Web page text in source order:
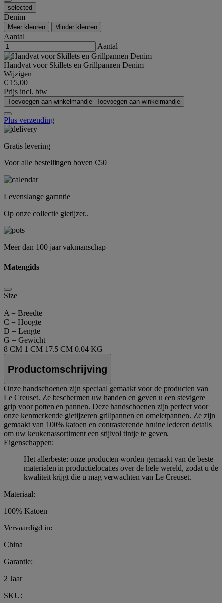
selected
Denim
Meer kleuren Minder kleuren
Aantal
Aantal
Handvat voor Skillets en Grillpannen Denim
Wijzigen
€ 15,00
Prijs incl. btw
Toevoegen aan winkelmandje Toevoegen aan winkelmandje
Plus verzending
Gratis levering
Voor alle bestellingen boven €50
Levenslange garantie
Op onze collectie gietijzer..
Meer dan 100 jaar vakmanschap
Matengids
Size
A = Breedte
C = Hoogte
D = Lengte
G = Gewicht
8 CM 1 CM 17.5 CM 0.04 KG
Productomschrijving
Onze handschoenen zijn speciaal gemaakt voor de producten van
Le Creuset. Ze beschermen uw handen en geven u een stevigere
grip voor potten en pannen. Deze handschoenen zijn perfect voor
onze kenmerkende gietijzeren grillpannen en omeletpannen. Ze zijn
gemaakt van 100% katoen en contrasterende bruine lederen details
om uw keukenassortiment een stijlvol tintje te geven.
Eigenschappen:
Het allerbeste: onze producten worden gemaakt van de beste
materialen in productielocaties over de hele wereld, zodat u de
kwaliteit krijgt die u mag verwachten van Le Creuset.
Materiaal:
100% Katoen
Vervaardigd in:
China
Garantie:
2 Jaar
SKU: